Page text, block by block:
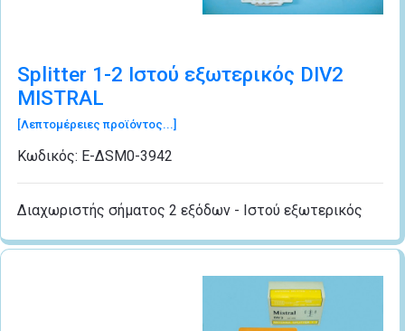
Splitter 1-2 Ιστού εξωτερικός DIV2
MISTRAL
[Λεπτομέρειες προϊόντος...]
Κωδικός: Ε-ΔSM0-3942
Διαχωριστής σήματος 2 εξόδων - Ιστού εξωτερικός